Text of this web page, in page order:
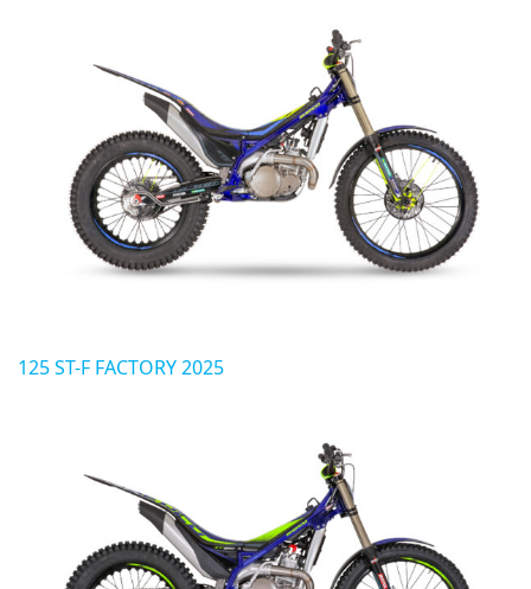
125 ST-F FACTORY 2025